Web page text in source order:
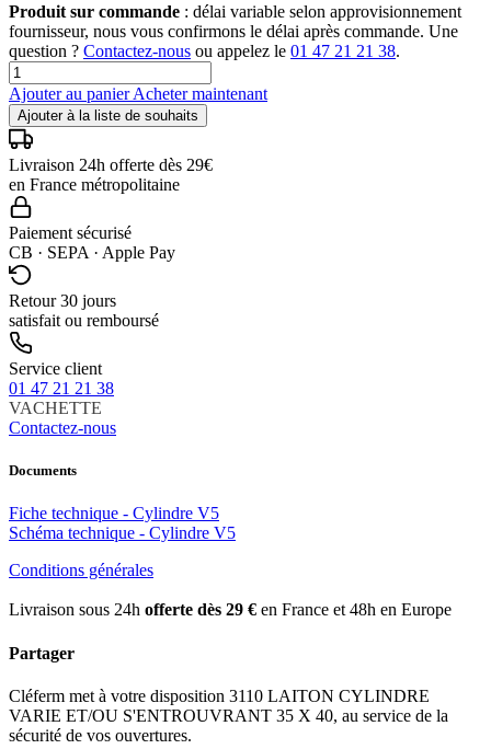
Produit sur commande : délai variable selon approvisionnement
fournisseur, nous vous confirmons le délai après commande. Une
question ? Contactez-nous ou appelez le 01 47 21 21 38.
Ajouter au panierAcheter maintenant
Ajouter à la liste de souhaits
Livraison 24h offerte dès 29€
en France métropolitaine
Paiement sécurisé
CB · SEPA · Apple Pay
Retour 30 jours
satisfait ou remboursé
Service client
01 47 21 21 38
VACHETTE
Contactez-nous
Documents
Fiche technique - Cylindre V5
Schéma technique - Cylindre V5
Conditions générales
Livraison sous 24h offerte dès 29 € en France et 48h en Europe
Partager
Cléferm met à votre disposition 3110 LAITON CYLINDRE
VARIE ET/OU S'ENTROUVRANT 35 X 40, au service de la
sécurité de vos ouvertures.